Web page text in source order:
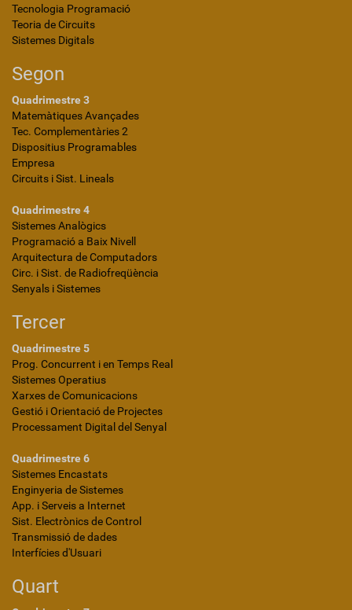
Tecnologia Programació
Teoria de Circuits
Sistemes Digitals
Segon
Quadrimestre 3
Matemàtiques Avançades
Tec. Complementàries 2
Dispositius Programables
Empresa
Circuits i Sist. Lineals
Quadrimestre 4
Sistemes Analògics
Programació a Baix Nivell
Arquitectura de Computadors
Circ. i Sist. de Radiofreqüència
Senyals i Sistemes
Tercer
Quadrimestre 5
Prog. Concurrent i en Temps Real
Sistemes Operatius
Xarxes de Comunicacions
Gestió i Orientació de Projectes
Processament Digital del Senyal
Quadrimestre 6
Sistemes Encastats
Enginyeria de Sistemes
App. i Serveis a Internet
Sist. Electrònics de Control
Transmissió de dades
Interfícies d'Usuari
Quart